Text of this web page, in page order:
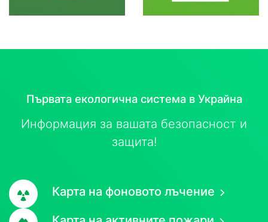
Първата екологична система в Украйна
Информация за вашата безопасност и
защита!
Карта на фоновото лъчение